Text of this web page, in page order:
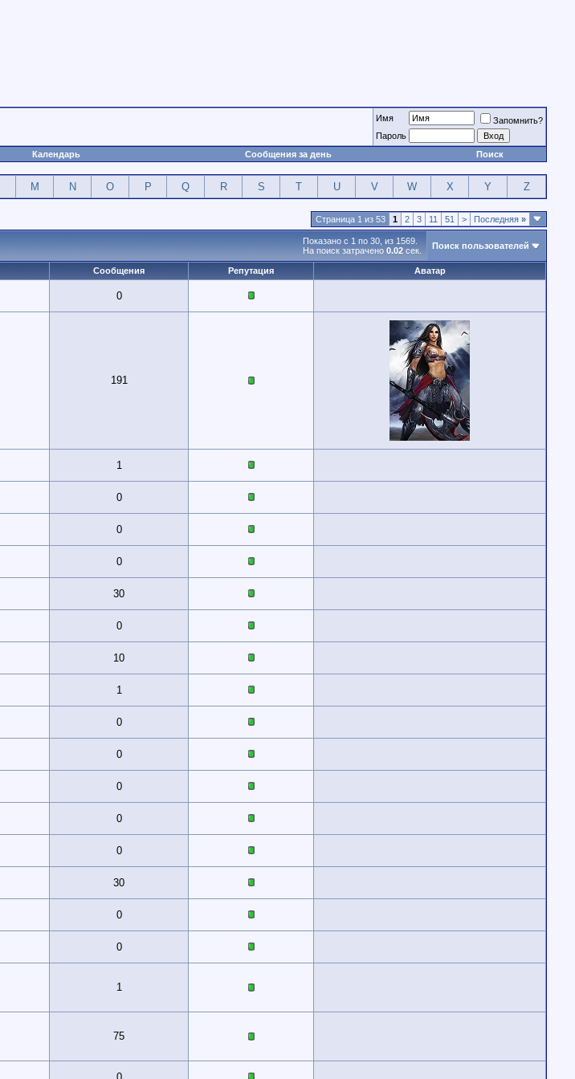
Имя
Запомнить?
Пароль
Календарь Сообщения за день Поиск
M N O P Q R S T U V W X Y Z
Страница 1 из 53 1 2 3 11 51 > Последняя »
Показано с 1 по 30, из 1569.
На поиск затрачено 0.02 сек. Поиск пользователей
Сообщения Репутация Аватар
0
191
1
0
0
0
30
0
10
1
0
0
0
0
0
30
0
0
1
75